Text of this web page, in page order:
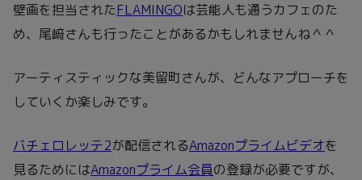
壁画を担当されたFLAMINGOは芸能人も通うカフェのた
め、尾﨑さんも行ったことがあるかもしれませんね＾＾
アーティスティックな美留町さんが、どんなアプローチを
していくか楽しみです。
バチェロレッテ2が配信されるAmazonプライムビデオを
見るためにはAmazonプライム会員の登録が必要ですが、